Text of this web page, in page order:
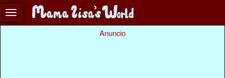
Anuncio